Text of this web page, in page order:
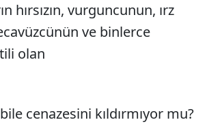
hırsızın, vurguncunun, ırz
ve binlerce
olan
cenazesini kıldırmıyor mu?